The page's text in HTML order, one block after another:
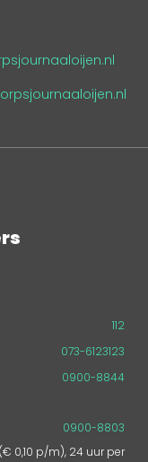
112
073-6123123
0900-8844
0900-8803
(€ 0,10 p/m), 24 uur per